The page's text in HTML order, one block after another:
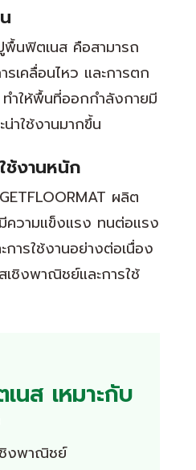
นฟิตเนส คือสามารถ
เคลื่อนไหว และการตก
ำให้พื้นที่ออกกำลังกายมี
าใช้งานมากขึ้น
ช้งานหนัก
ผลิต
วามแข็งแรง ทนต่อแรง
ารใช้งานอย่างต่อเนื่อง
เชิงพาณิชย์และการใช้
นส เหมาะกับ
ชิงพาณิชย์